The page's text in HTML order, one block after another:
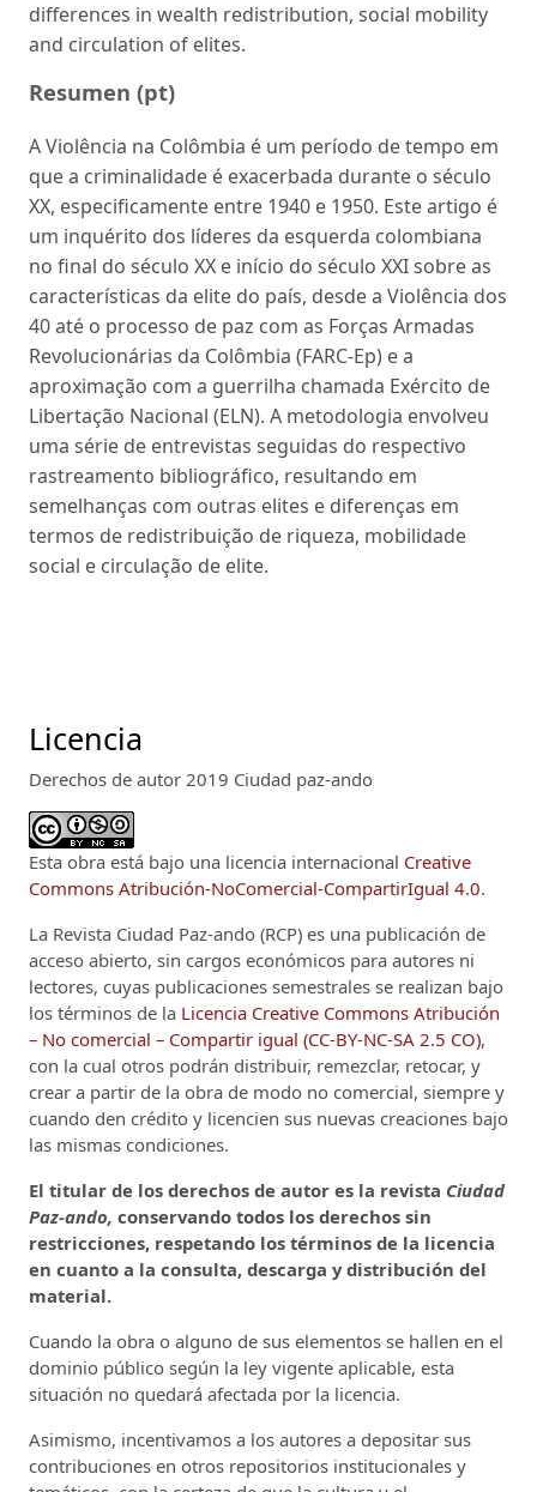
differences in wealth redistribution, social mobility
and circulation of elites.
Resumen (pt)
A Violência na Colômbia é um período de tempo em
que a criminalidade é exacerbada durante o século
XX, especificamente entre 1940 e 1950. Este artigo é
um inquérito dos líderes da esquerda colombiana
no final do século XX e início do século XXI sobre as
características da elite do país, desde a Violência dos
40 até o processo de paz com as Forças Armadas
Revolucionárias da Colômbia (FARC-Ep) e a
aproximação com a guerrilha chamada Exército de
Libertação Nacional (ELN). A metodologia envolveu
uma série de entrevistas seguidas do respectivo
rastreamento bibliográfico, resultando em
semelhanças com outras elites e diferenças em
termos de redistribuição de riqueza, mobilidade
social e circulação de elite.
Licencia
Derechos de autor 2019 Ciudad paz-ando
Esta obra está bajo una licencia internacional Creative
Commons Atribución-NoComercial-CompartirIgual 4.0.
La Revista Ciudad Paz-ando (RCP) es una publicación de
acceso abierto, sin cargos económicos para autores ni
lectores, cuyas publicaciones semestrales se realizan bajo
los términos de la Licencia Creative Commons Atribución
– No comercial – Compartir igual (CC-BY-NC-SA 2.5 CO),
con la cual otros podrán distribuir, remezclar, retocar, y
crear a partir de la obra de modo no comercial, siempre y
cuando den crédito y licencien sus nuevas creaciones bajo
las mismas condiciones.
El titular de los derechos de autor es la revista Ciudad
Paz-ando, conservando todos los derechos sin
restricciones, respetando los términos de la licencia
en cuanto a la consulta, descarga y distribución del
material.
Cuando la obra o alguno de sus elementos se hallen en el
dominio público según la ley vigente aplicable, esta
situación no quedará afectada por la licencia.
Asimismo, incentivamos a los autores a depositar sus
contribuciones en otros repositorios institucionales y